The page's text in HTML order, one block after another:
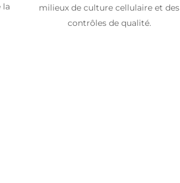
la
milieux de culture cellulaire et des
contrôles de qualité.